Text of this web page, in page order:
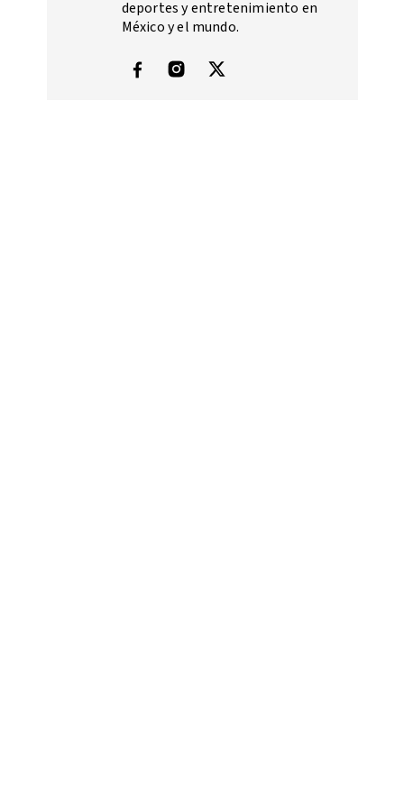
deportes y entretenimiento en
México y el mundo.